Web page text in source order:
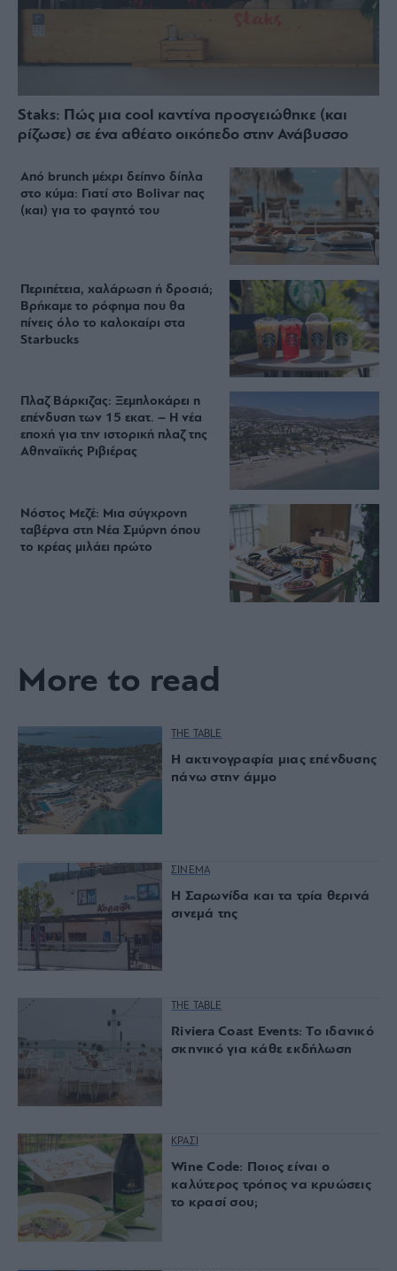
Staks: Πώς μια cool καντίνα προσγειώθηκε (και
ρίζωσε) σε ένα αθέατο οικόπεδο στην Ανάβυσσο
Από brunch μέχρι δείπνο δίπλα
στο κύμα: Γιατί στο Bolivar πας
(και) για το φαγητό του
Περιπέτεια, χαλάρωση ή δροσιά;
Βρήκαμε το ρόφημα που θα
πίνεις όλο το καλοκαίρι στα
Starbucks
Πλαζ Βάρκιζας: Ξεμπλοκάρει η
επένδυση των 15 εκατ. – Η νέα
εποχή για την ιστορική πλαζ της
Αθηναϊκής Ριβιέρας
Νόστος Μεζέ: Μια σύγχρονη
ταβέρνα στη Νέα Σμύρνη όπου
το κρέας μιλάει πρώτο
More to read
THE TABLE
Η ακτινογραφία μιας επένδυσης
πάνω στην άμμο
ΣΙΝΕΜΑ
Η Σαρωνίδα και τα τρία θερινά
σινεμά της
THE TABLE
Riviera Coast Events: Το ιδανικό
σκηνικό για κάθε εκδήλωση
ΚΡΑΣΙ
Wine Code: Ποιος είναι ο
καλύτερος τρόπος να κρυώσεις
το κρασί σου;